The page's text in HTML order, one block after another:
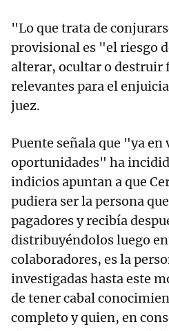
"Lo que trata de
provisional es "el riesgo
alterar, ocultar o destruir
relevantes para el
juez.
Puente señala que "ya en
oportunidades" ha
indicios apuntan a que
pudiera ser la persona
pagadores y recibía
distribuyéndolos luego
colaboradores, es la
investigadas hasta este
de tener cabal
completo y quien, en